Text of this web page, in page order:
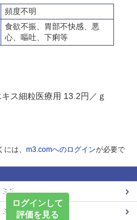
頻度不明
食欲不振、胃部不快感、悪
心、嘔吐、下痢等
ス細粒医療用 13.2円／ｇ
は、 m3.comへのログインが必要で
ログインして
評価を見る